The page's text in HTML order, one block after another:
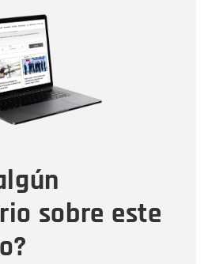
sobre este